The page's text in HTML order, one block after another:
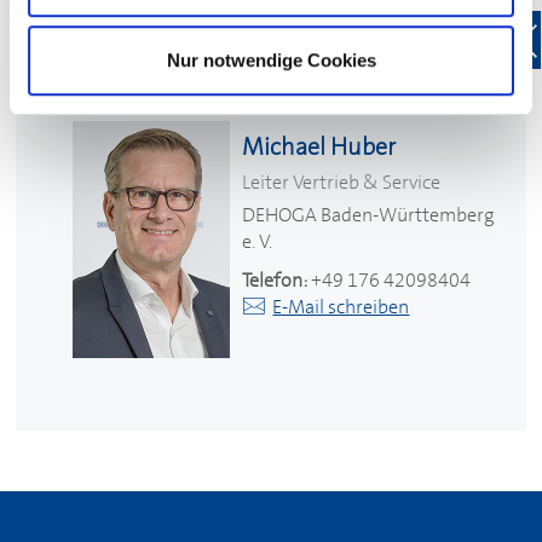
Nur notwendige Cookies
Ihr Kontakt
Michael Huber
Leiter Vertrieb & Service
DEHOGABaden-Württemberg
e. V.
Telefon:+49 176 42098404
E-Mail schreiben